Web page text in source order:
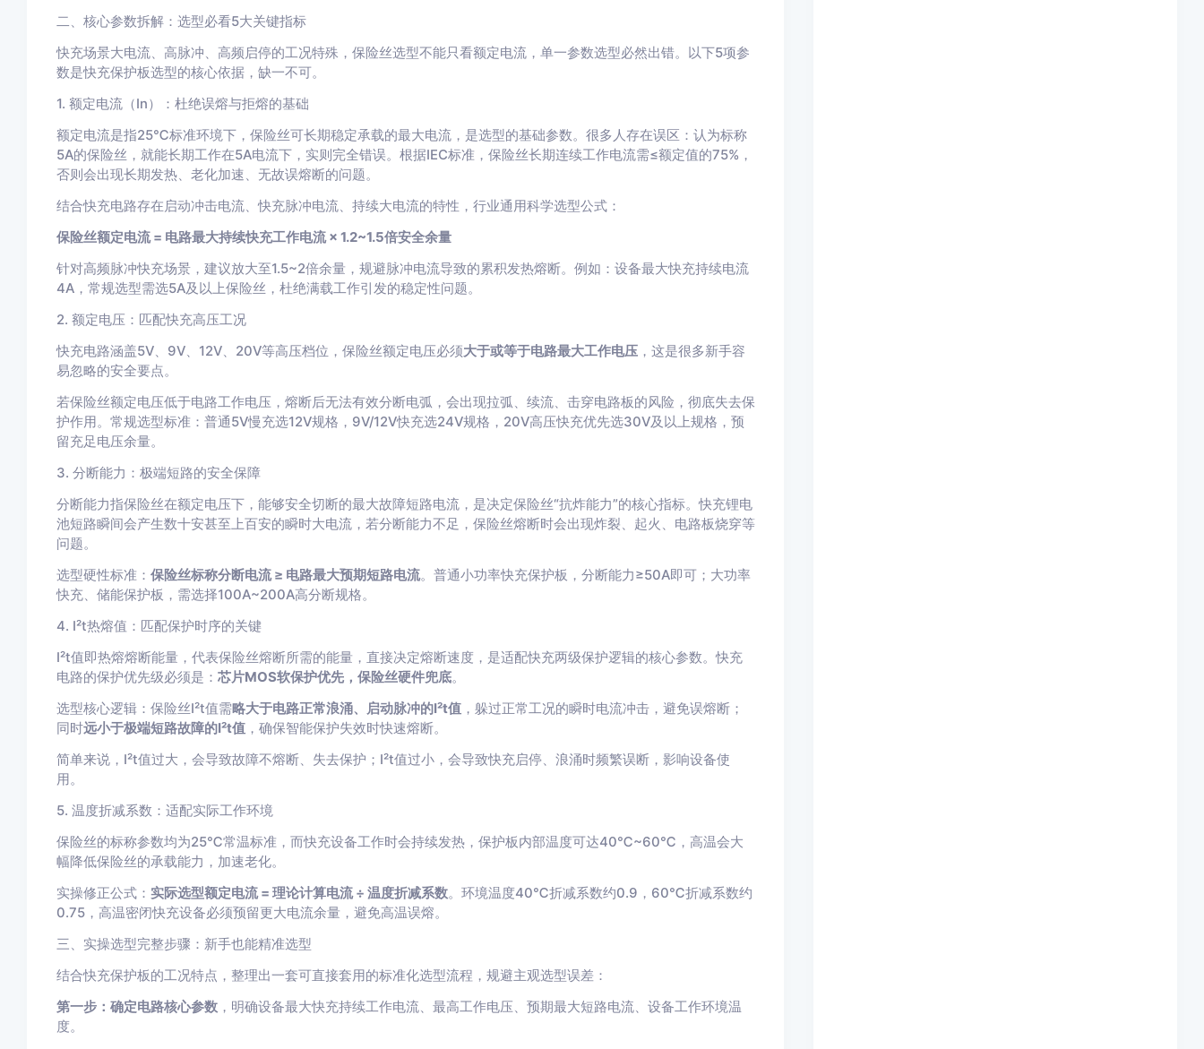
二、核心参数拆解：选型必看5大关键指标
快充场景大电流、高脉冲、高频启停的工况特殊，保险丝选型不能只看额定电流，单一参数选型必然出错。以下5项参
数是快充保护板选型的核心依据，缺一不可。
1. 额定电流（In）：杜绝误熔与拒熔的基础
额定电流是指25℃标准环境下，保险丝可长期稳定承载的最大电流，是选型的基础参数。很多人存在误区：认为标称
5A的保险丝，就能长期工作在5A电流下，实则完全错误。根据IEC标准，保险丝长期连续工作电流需≤额定值的75%，
否则会出现长期发热、老化加速、无故误熔断的问题。
结合快充电路存在启动冲击电流、快充脉冲电流、持续大电流的特性，行业通用科学选型公式：
保险丝额定电流 = 电路最大持续快充工作电流 × 1.2~1.5倍安全余量
针对高频脉冲快充场景，建议放大至1.5~2倍余量，规避脉冲电流导致的累积发热熔断。例如：设备最大快充持续电流
4A，常规选型需选5A及以上保险丝，杜绝满载工作引发的稳定性问题。
2. 额定电压：匹配快充高压工况
快充电路涵盖5V、9V、12V、20V等高压档位，保险丝额定电压必须大于或等于电路最大工作电压，这是很多新手容
易忽略的安全要点。
若保险丝额定电压低于电路工作电压，熔断后无法有效分断电弧，会出现拉弧、续流、击穿电路板的风险，彻底失去保
护作用。常规选型标准：普通5V慢充选12V规格，9V/12V快充选24V规格，20V高压快充优先选30V及以上规格，预
留充足电压余量。
3. 分断能力：极端短路的安全保障
分断能力指保险丝在额定电压下，能够安全切断的最大故障短路电流，是决定保险丝“抗炸能力”的核心指标。快充锂电
池短路瞬间会产生数十安甚至上百安的瞬时大电流，若分断能力不足，保险丝熔断时会出现炸裂、起火、电路板烧穿等
问题。
选型硬性标准： 保险丝标称分断电流 ≥ 电路最大预期短路电流。普通小功率快充保护板，分断能力≥50A即可；大功率
快充、储能保护板，需选择100A~200A高分断规格。
4. I²t热熔值：匹配保护时序的关键
I²t值即热熔熔断能量，代表保险丝熔断所需的能量，直接决定熔断速度，是适配快充两级保护逻辑的核心参数。快充
电路的保护优先级必须是： 芯片MOS软保护优先，保险丝硬件兜底。
选型核心逻辑：保险丝I²t值需略大于电路正常浪涌、启动脉冲的I²t值，躲过正常工况的瞬时电流冲击，避免误熔断；
同时远小于极端短路故障的I²t值，确保智能保护失效时快速熔断。
简单来说，I²t值过大，会导致故障不熔断、失去保护；I²t值过小，会导致快充启停、浪涌时频繁误断，影响设备使
用。
5. 温度折减系数：适配实际工作环境
保险丝的标称参数均为25℃常温标准，而快充设备工作时会持续发热，保护板内部温度可达40℃~60℃，高温会大
幅降低保险丝的承载能力，加速老化。
实操修正公式： 实际选型额定电流 = 理论计算电流 ÷ 温度折减系数。环境温度40℃折减系数约0.9，60℃折减系数约
0.75，高温密闭快充设备必须预留更大电流余量，避免高温误熔。
三、实操选型完整步骤：新手也能精准选型
结合快充保护板的工况特点，整理出一套可直接套用的标准化选型流程，规避主观选型误差：
第一步：确定电路核心参数，明确设备最大快充持续工作电流、最高工作电压、预期最大短路电流、设备工作环境温
度。